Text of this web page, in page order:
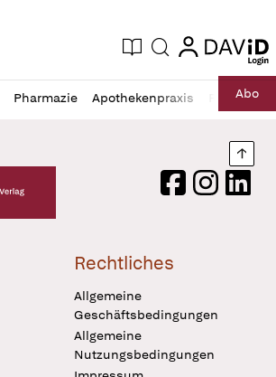
Zeitung
Aktuelle Ausgabe
Suche login
login
Pharmazie Apothekenpraxis RechtAbo
Verlag Logo
FacebookInstagram
Rechtliches
Allgemeine
Geschäftsbedingungen
Allgemeine
Nutzungsbedingungen